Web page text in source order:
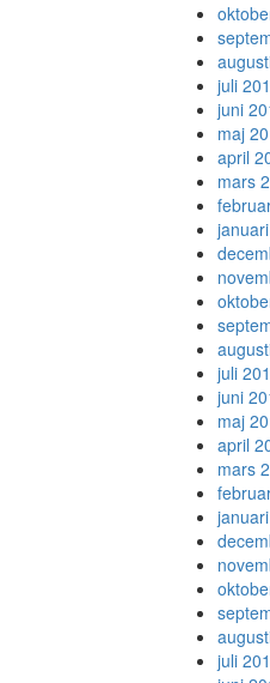
juli
juni
maj
april
mars
juli
juni
maj
april
mars
juli